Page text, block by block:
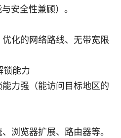
安全性兼顾）。
化的网络路线、无带宽限
锁能力
力强（能访问目标地区的
浏览器扩展、路由器等。